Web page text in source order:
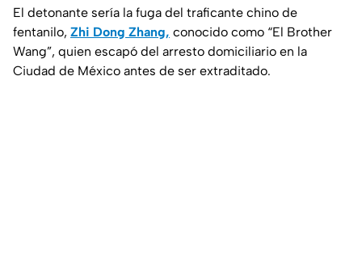
El detonante sería la fuga del traficante chino de
fentanilo, Zhi Dong Zhang, conocido como “El Brother
Wang”, quien escapó del arresto domiciliario en la
Ciudad de México antes de ser extraditado.